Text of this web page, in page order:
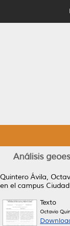
Análisis
Quintero Ávila,
en el campus
Texto
Octavio